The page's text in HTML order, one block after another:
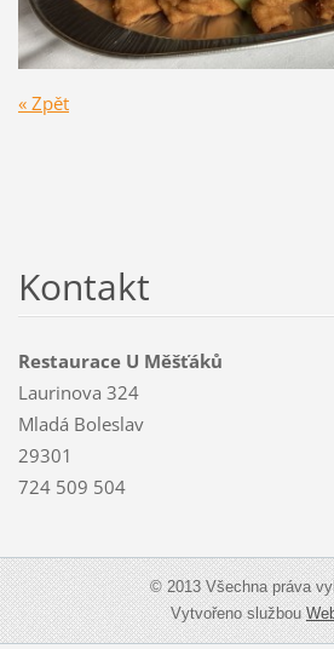
« Zpět
Kontakt
Restaurace U Měšťáků
Laurinova 324
Mladá Boleslav
29301
724 509 504
© 2013 Všechna práva
Vytvořeno službou